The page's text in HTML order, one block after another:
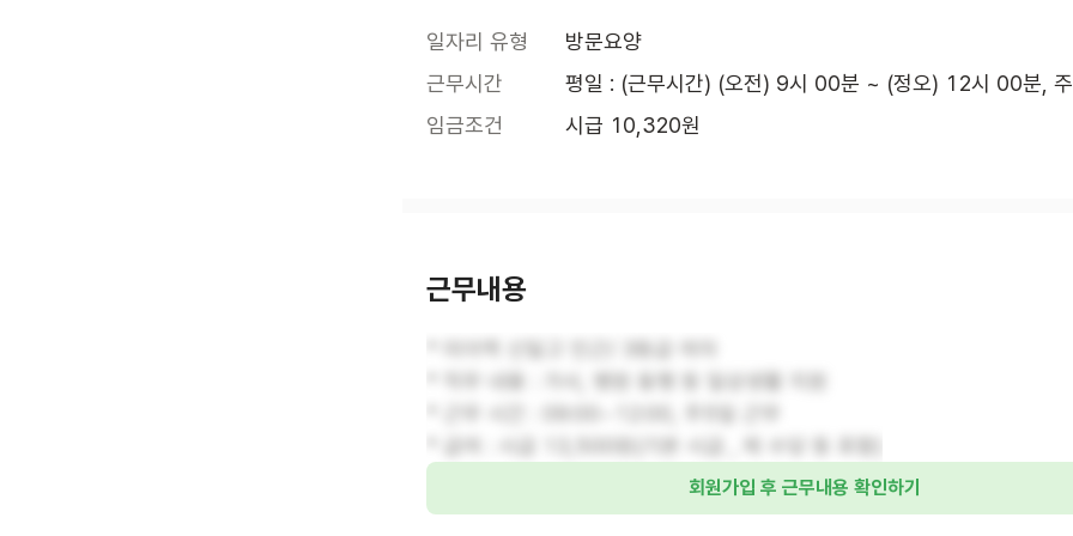
일자리 유형
방문요양
근무시간
평일 : (근무시간) (오전) 9시 00분 ~ (정오) 12시 00분,
임금조건
시급 10,320원
근무내용
회원가입 후 근무내용 확인하기